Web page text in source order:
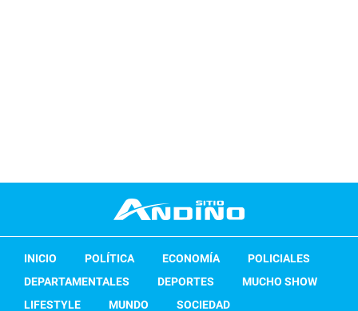
INICIO POLÍTICA ECONOMÍA
POLICIALES
DEPARTAMENTALES
DEPORTES
MUCHO SHOW
LIFESTYLE
MUNDO SOCIEDAD